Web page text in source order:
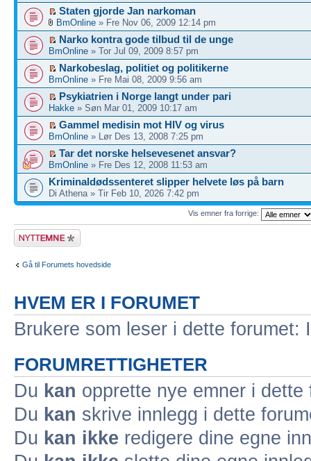
Staten gjorde Jan narkoman
BmOnline » Fre Nov 06, 2009 12:14 pm
Narko kontra gode tilbud til de unge
BmOnline » Tor Jul 09, 2009 8:57 pm
Narkobeslag, politiet og politikerne
BmOnline » Fre Mai 08, 2009 9:56 am
Psykiatrien i Norge langt under pari
Hakke » Søn Mar 01, 2009 10:17 am
Gammel medisin mot HIV og virus
BmOnline » Lør Des 13, 2008 7:25 pm
Tar det norske helsevesenet ansvar?
BmOnline » Fre Des 12, 2008 11:53 am
Kriminaldødssenteret slipper helvete løs på barn
Di Athena » Tir Feb 10, 2026 7:42 pm
Vis emner fra forrige:
Legg inn et nytt
emne
Gå til Forumets hovedside
HVEM ER I FORUMET
Brukere som leser i dette
FORUMRETTIGHETER
Du kan opprette nye emner i dette
Du kan skrive innlegg i dette
Du kan ikke redigere dine egne